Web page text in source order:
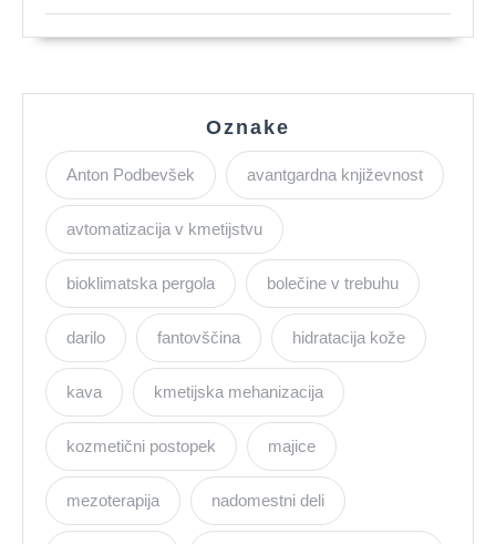
Oznake
Anton Podbevšek avantgardna književnost
avtomatizacija v kmetijstvu
bioklimatska pergola bolečine v trebuhu
darilo fantovščina hidratacija kože
kava kmetijska mehanizacija
kozmetični postopek majice
mezoterapija nadomestni deli